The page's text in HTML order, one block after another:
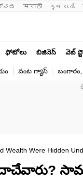
मराठी ગુજરાતી
ఫోటోలు బిజినెస్ వెబ్
వంట గ్యాస్
Wealth Were Hidden
దాచేవారు?